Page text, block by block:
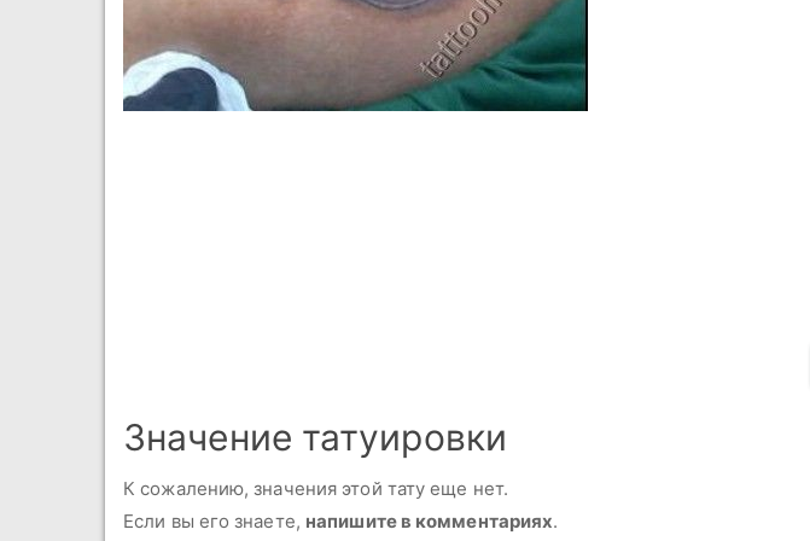
Значение татуировки
К сожалению, значения этой тату еще нет.
Если вы его знаете, напишите в комментариях.